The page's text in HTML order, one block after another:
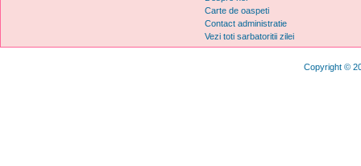
Carte de oaspeti
Contact administratie
Vezi toti sarbatoritii zilei
Copyright ©